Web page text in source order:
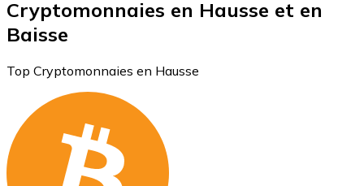
Cryptomonnaies en Hausse et en
Baisse
Top Cryptomonnaies en Hausse